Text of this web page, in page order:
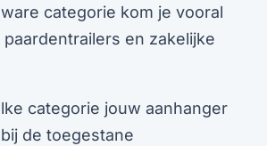
categorie kom je vooral
en zakelijke
categorie jouw aanhanger
de toegestane